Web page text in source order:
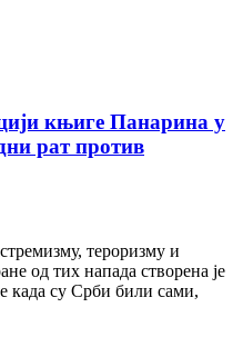
књиге Панарина у
рат против
тероризму и
од тих напада створена је
када су Срби били сами,